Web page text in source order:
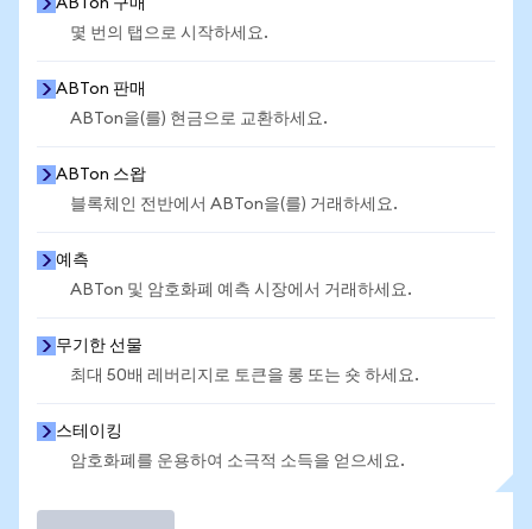
ABTon 구매
몇 번의 탭으로 시작하세요.
ABTon 판매
ABTon을(를) 현금으로 교환하세요.
ABTon 스왑
블록체인 전반에서 ABTon을(를) 거래하세요.
예측
ABTon 및 암호화폐 예측 시장에서 거래하세요.
무기한 선물
최대 50배 레버리지로 토큰을 롱 또는 숏 하세요.
스테이킹
암호화폐를 운용하여 소극적 소득을 얻으세요.